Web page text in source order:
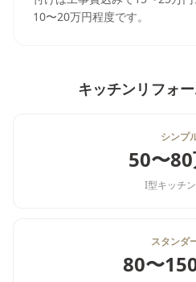
10〜20万円程度です。
キッチンリフォ
シンプ
50〜
I型キッチ
スタンダ
80〜